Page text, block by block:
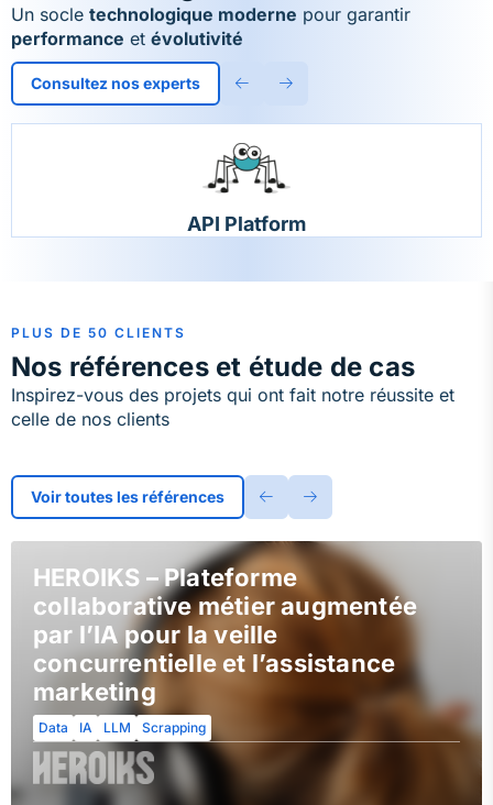
Un socle technologique moderne pour garantir
performance et évolutivité
Consultez nos experts
API Platform
PLUS DE 50 CLIENTS
Nos références et étude de cas
Inspirez-vous des projets qui ont fait notre réussite et
celle de nos clients
Voir toutes les références
HEROIKS – Plateforme
collaborative métier augmentée
par l’IA pour la veille
concurrentielle et l’assistance
marketing
Data IA LLM Scrapping